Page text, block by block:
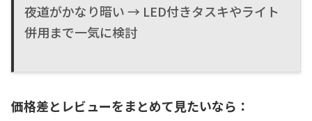
夜道がかなり暗い → LED付きタスキやライト
併用まで一気に検討
価格差とレビューをまとめて見たいなら：